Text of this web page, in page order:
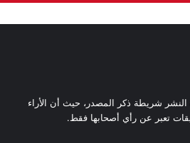
النشر شريطة ذكر المصدر، حيث أن الأراء
تعبر عن رأي أصحابها فقط.